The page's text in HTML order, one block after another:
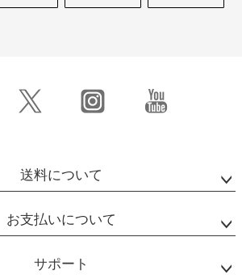
送料について
お支払いについて
サポート